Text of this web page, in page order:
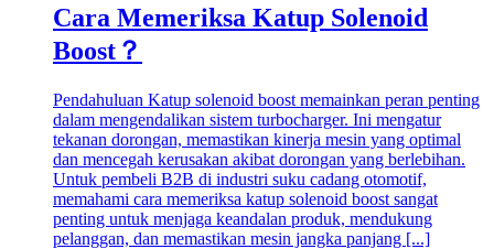
Cara Memeriksa Katup Solenoid
Boost？
Pendahuluan Katup solenoid boost memainkan peran penting
dalam mengendalikan sistem turbocharger. Ini mengatur
tekanan dorongan, memastikan kinerja mesin yang optimal
dan mencegah kerusakan akibat dorongan yang berlebihan.
Untuk pembeli B2B di industri suku cadang otomotif,
memahami cara memeriksa katup solenoid boost sangat
penting untuk menjaga keandalan produk, mendukung
pelanggan, dan memastikan mesin jangka panjang [...]